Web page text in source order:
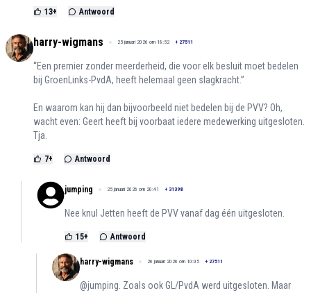
13+ Antwoord
harry-wigmans 25 januari 2026 om 18:52 + 27511
“Een premier zonder meerderheid, die voor elk besluit moet bedelen
bij GroenLinks-PvdA, heeft helemaal geen slagkracht.”
En waarom kan hij dan bijvoorbeeld niet bedelen bij de PVV? Oh,
wacht even: Geert heeft bij voorbaat iedere medewerking uitgesloten.
Tja.
7+ Antwoord
jumping 25 januari 2026 om 20:41 + 31398
Nee knul Jetten heeft de PVV vanaf dag één uitgesloten.
15+ Antwoord
harry-wigmans 26 januari 2026 om 10:05 + 27511
@jumping. Zoals ook GL/PvdA werd uitgesloten. Maar